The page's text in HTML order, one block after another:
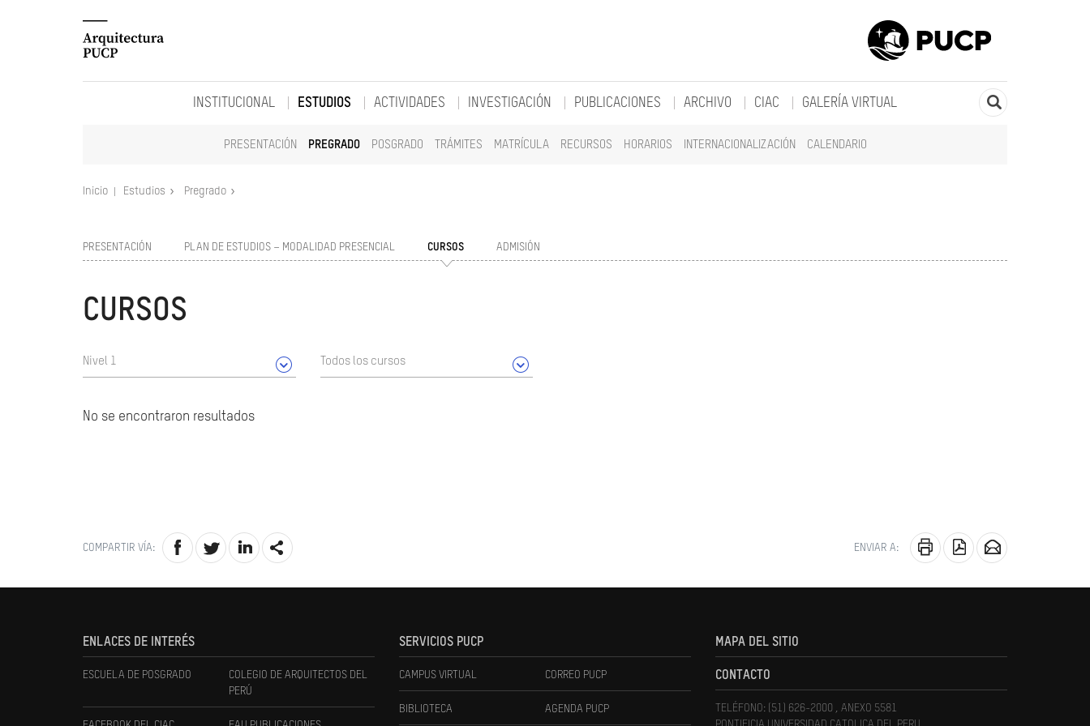
INSTITUCIONAL ESTUDIOS
PRESENTACIÓN PREGRADO POSGRADO TRÁMITES MATRÍCULA RECURSOS HORARIOS INTERNACIONALIZACIÓN CALENDARIO
ACTIVIDADES INVESTIGACIÓN PUBLICACIONES ARCHIVO CIAC GALERÍA VIRTUAL
Inicio Estudios Pregrado
PRESENTACIÓN PLAN DE ESTUDIOS – MODALIDAD PRESENCIAL CURSOS ADMISIÓN
CURSOS
Nivel 1 Todos los cursos
No se encontraron resultados
COMPARTIR VÍA: ENVIAR A:
ENLACES DE INTERÉS
ESCUELA DE POSGRADO
COLEGIO DE ARQUITECTOS DEL
PERÚ
SERVICIOS PUCP
CAMPUS VIRTUAL CORREO PUCP
BIBLIOTECA AGENDA PUCP
MAPA DEL SITIO
CONTACTO
TELÉFONO: (51) 626-2000 , ANEXO 5581